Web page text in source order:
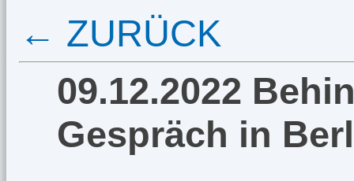
← ZURÜCK
09.12.2022
Gespräch in